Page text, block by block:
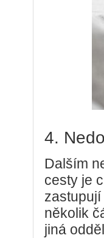
4.
Dalším
cesty je
několik
jiná